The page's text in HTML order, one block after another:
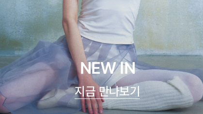
NEW IN
지금 만나보기
쿨실크 루루 캐미탑